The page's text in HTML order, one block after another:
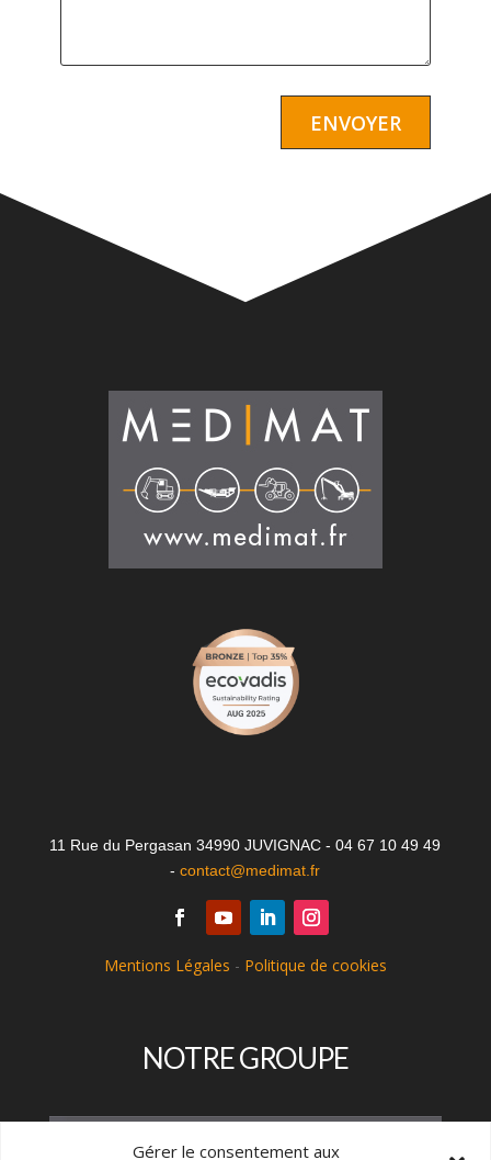
Gérer le consentement aux
11 Rue du Pergasan 34990 JUVIGNAC - 04 67 10 49 49
-contact@medimat.fr
Mentions Légales - Politique de cookies
NOTRE GROUPE